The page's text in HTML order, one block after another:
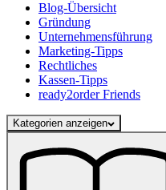
Blog-Übersicht
Gründung
Unternehmensführung
Marketing-Tipps
Rechtliches
Kassen-Tipps
ready2order Friends
Kategorien anzeigen